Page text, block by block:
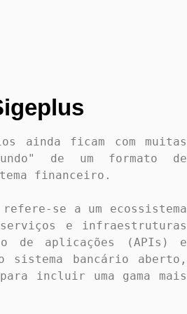
ainda ficam com muitas
de um formato de
financeiro.
se a um ecossistema
e infraestruturas
de aplicações (APIs) e
sistema bancário aberto,
incluir uma gama mais